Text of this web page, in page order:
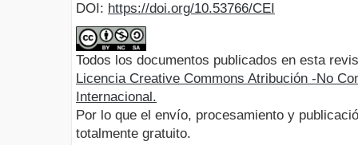
DOI: https://doi.org/10.53766/CEI
Todos los documentos publicados en esta
Licencia Creative Commons Atribución -No
Internacional.
Por lo que el envío, procesamiento y
totalmente gratuito.